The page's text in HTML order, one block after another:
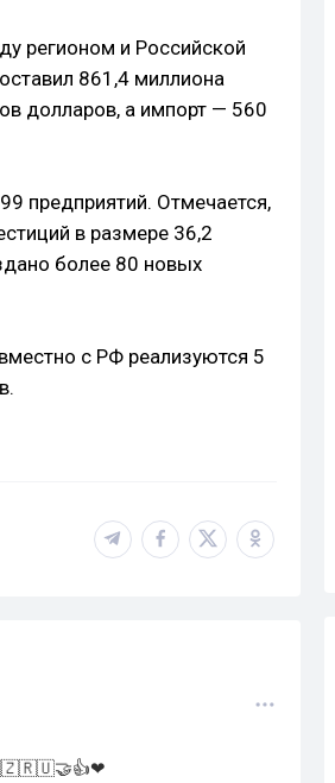
регионом и Российской
861,4 миллиона
долларов, а импорт — 560
предприятий. Отмечается,
в размере 36,2
более 80 новых
с РФ реализуются 5